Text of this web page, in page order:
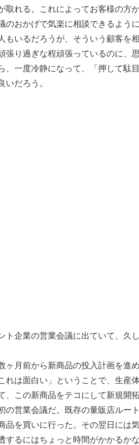
取れる。これによってお客様の方
のおかげで気楽に相談できるよう
もいるだろうが、そういう顧客を
り過ぎな程頑張っているのに、
、一度冷静になって、「押して駄
いだろう。
企業の営業会議に出ていて、久
月前から新商品の投入計画を進
れは面白い」ということで、生産
、この新商品をテコにして新規開
の営業会議だ。既存の量販店ルー
品を買いに行った。その翌日には
するにはちょっと時間がかかるか